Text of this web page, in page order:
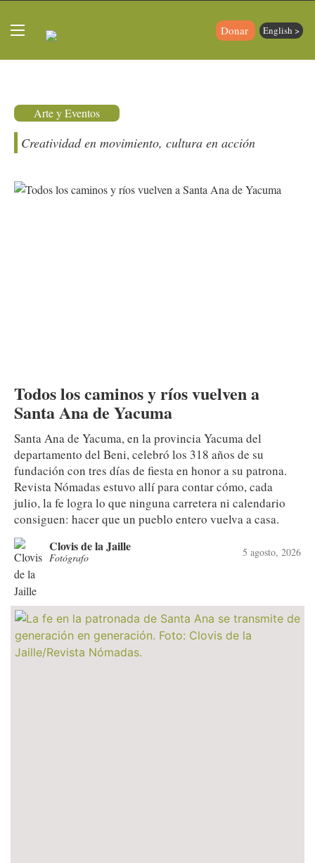
Donar English >
Arte y Eventos
Creatividad en movimiento, cultura en acción
Todos los caminos y ríos vuelven a
Santa Ana de Yacuma
Santa Ana de Yacuma, en la provincia Yacuma del
departamento del Beni, celebró los 318 años de su
fundación con tres días de fiesta en honor a su patrona.
Revista Nómadas estuvo allí para contar cómo, cada
julio, la fe logra lo que ninguna carretera ni calendario
consiguen: hacer que un pueblo entero vuelva a casa.
Clovis de la Jaille
Fotógrafo 5 agosto, 2026